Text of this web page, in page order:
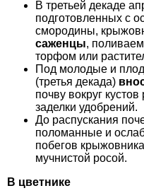
В третьей декаде
подготовленных с
смородины,
саженцы,
торфом или
Под молодые и
(третья декада)
почву вокруг
заделки удобрений.
До распускания
поломанные и
побегов
мучнистой росой.
В цветнике